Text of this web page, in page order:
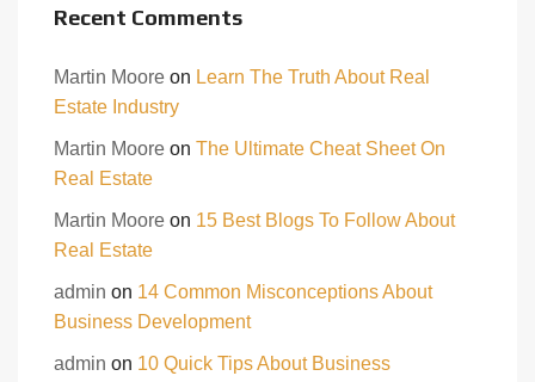
Recent Comments
Martin Moore on Learn The Truth About Real
Estate Industry
Martin Moore on The Ultimate Cheat Sheet On
Real Estate
Martin Moore on 15 Best Blogs To Follow About
Real Estate
admin on 14 Common Misconceptions About
Business Development
admin on 10 Quick Tips About Business